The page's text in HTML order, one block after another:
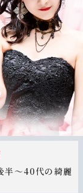
半～40代の綺麗